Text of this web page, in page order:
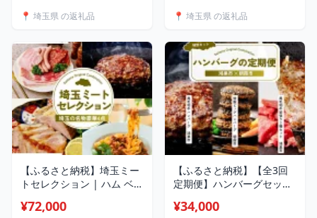
📍 埼玉県 の返礼品 📍 埼玉県 の返礼品
【ふるさと納税】埼玉ミー
トセレクション | ハム ベー
ャーキー ジャーキー ハン
¥72,000
【ふるさと納税】【全3回
定期便】ハンバーグセット
和牛 嬉嬉豚 食べ比べ 切り
¥34,000